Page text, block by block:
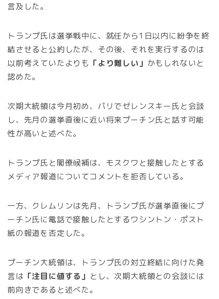
言及した。
トランプ氏は選挙戦中に、就任から1日以内に紛争を終
結させると公約したが、その後、それを実行するのは
以前考えていたよりも 「より難しい」 かもしれないと
認めた。
次期大統領は今月初め、パリでゼレンスキー氏と会談
し、先月の選挙直後に近い将来プーチン氏と話す可能
性が高いと述べた。
トランプ氏と閣僚候補は、モスクワと接触したとする
メディア報道についてコメントを拒否している。
一方、クレムリンは先月、トランプ氏が選挙直後にプ
ーチン氏に電話で接触したとするワシントン・ポスト
紙の報道を否定した。
プーチン大統領は、トランプ氏の対立終結に向けた発
言は 「注目に値する」 とし、次期大統領との会談には
前向きであると述べた。